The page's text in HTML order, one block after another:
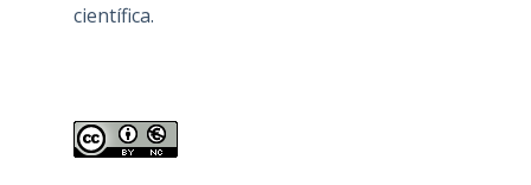
científica.